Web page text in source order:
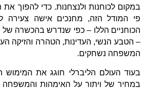
במקום לכוחנות ולנצחנות. כדי להפוך
פי המודל הזה, מחנכים אישה צעירה
הכוחניים הללו – כפי שנדרש בהכשרה של
– הטבע הנשי, העדינות, הטהרה והזיקה
המשפחה נשחקים.
בעוד העולם הליברלי חוגג את
במחיר של ויתור על האימהות והמשפחה